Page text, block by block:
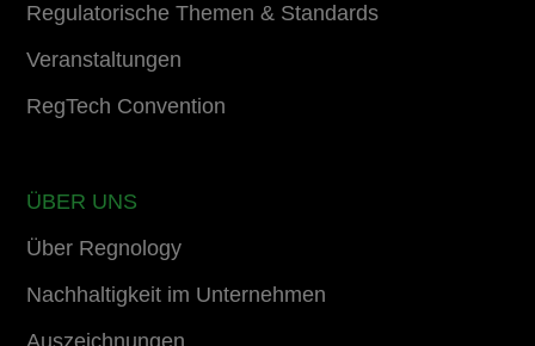
Regulatorische Themen & Standards
Veranstaltungen
RegTech Convention
ÜBER UNS
Über Regnology
Nachhaltigkeit im Unternehmen